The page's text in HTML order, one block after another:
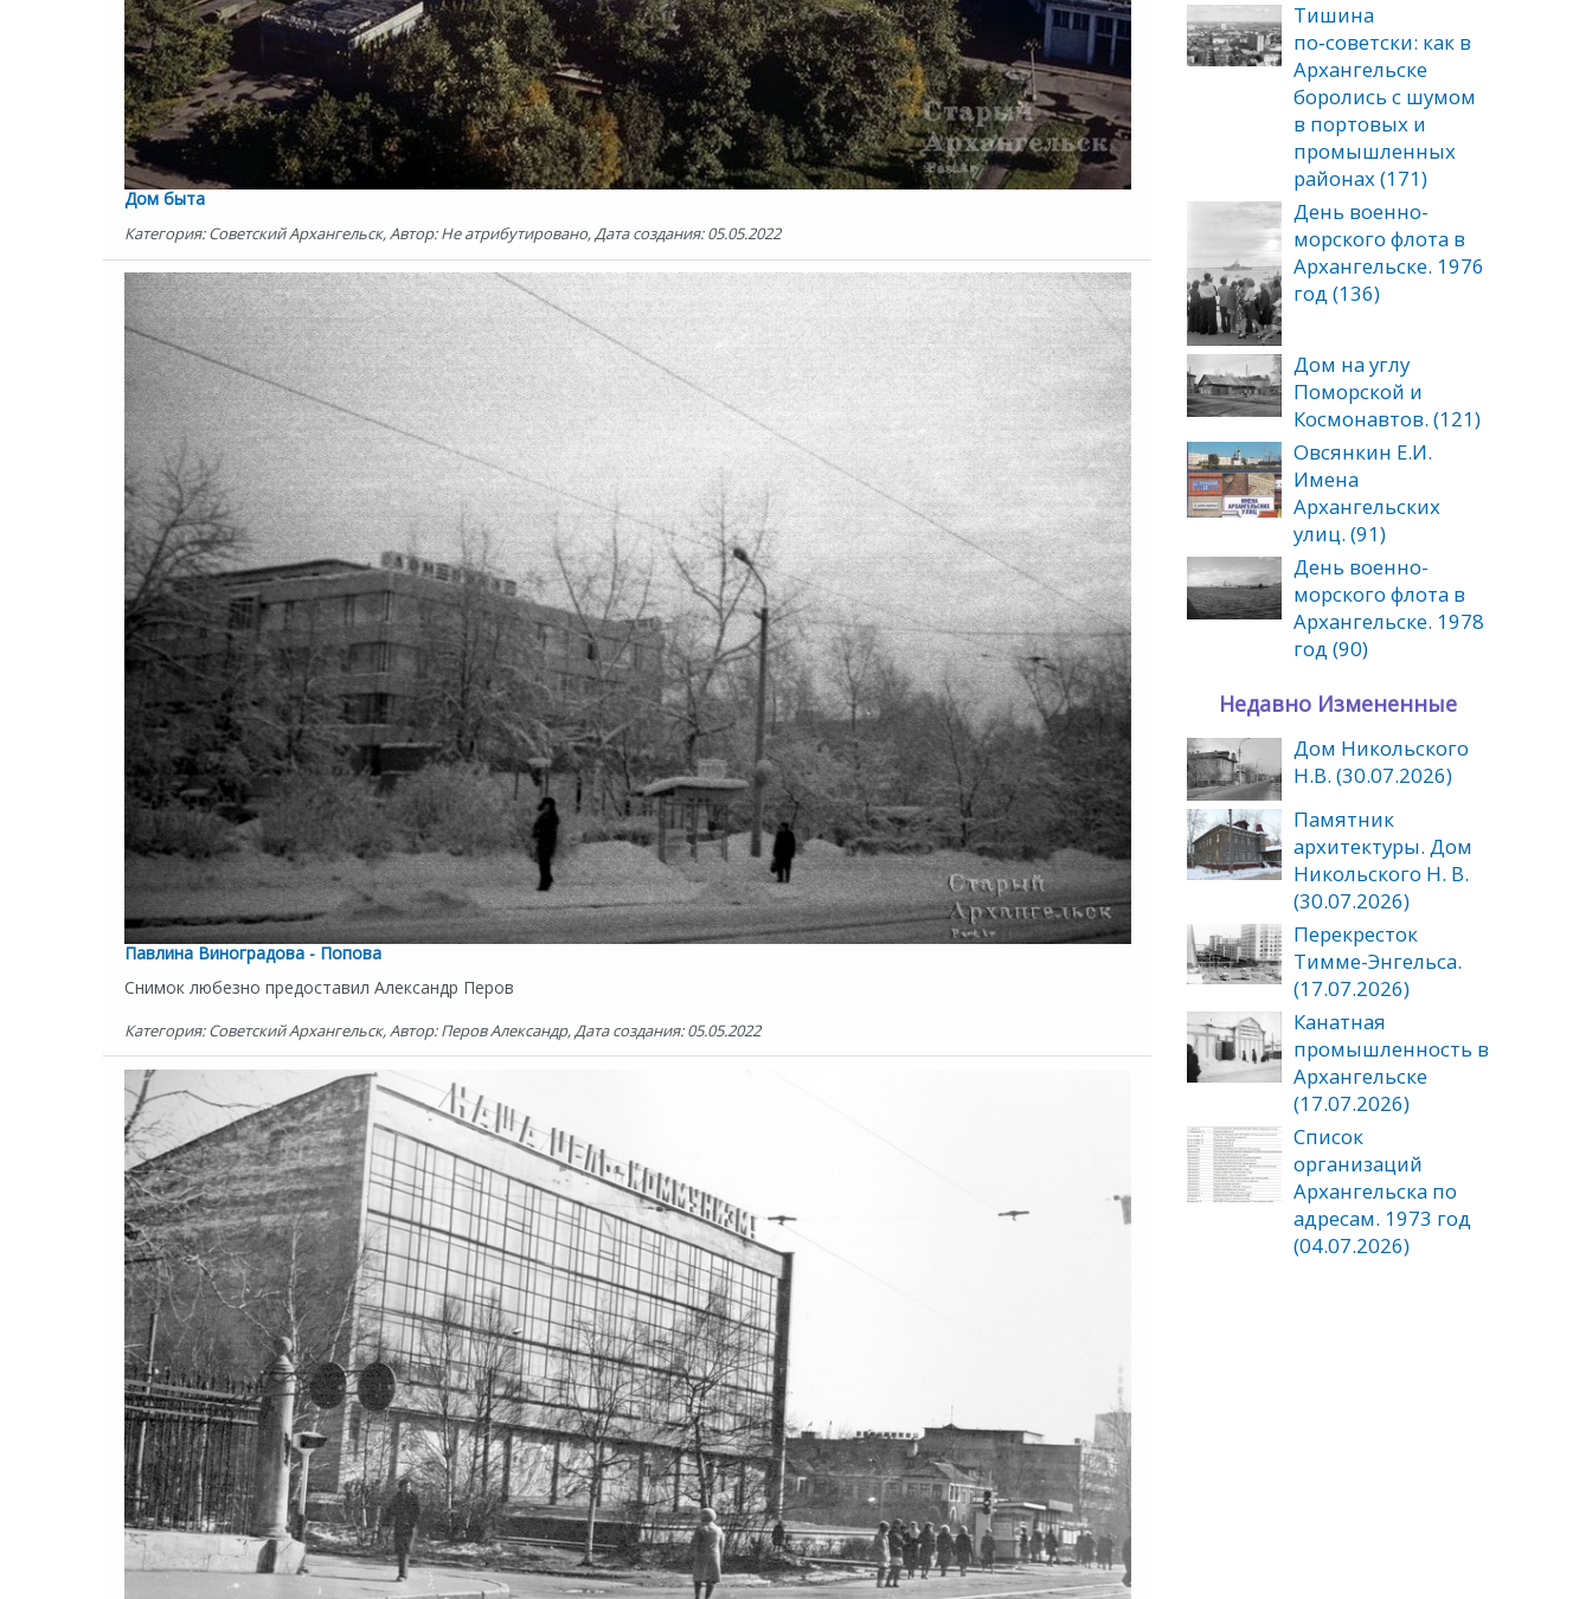
Дом быта
Категория: Советский Архангельск, Автор: Не атрибутировано, Дата создания: 05.05.2022
Павлина Виноградова - Попова
Снимок любезно предоставил Александр Перов
Категория: Советский Архангельск, Автор: Перов Александр, Дата создания: 05.05.2022
Тишина
по‑советски: как в
Архангельске
боролись с шумом
в портовых и
промышленных
районах (171)
День военно-
морского флота в
Архангельске. 1976
год (136)
Дом на углу
Поморской и
Космонавтов. (121)
Овсянкин Е.И.
Имена
Архангельских
улиц. (91)
День военно-
морского флота в
Архангельске. 1978
год (90)
Недавно Измененные
Дом Никольского
Н.В. (30.07.2026)
Памятник
архитектуры. Дом
Никольского Н. В.
(30.07.2026)
Перекресток
Тимме-Энгельса.
(17.07.2026)
Канатная
промышленность в
Архангельске
(17.07.2026)
Список
организаций
Архангельска по
адресам. 1973 год
(04.07.2026)